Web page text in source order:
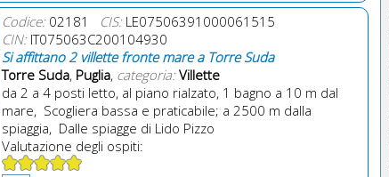
Codice:02181 CIS:LE07506391000061515
CIN:IT075063C200104930
Si affittano 2 villette fronte mare a Torre Suda
Torre Suda, Puglia, categoria: Villette
da 2 a 4 posti letto, al piano rialzato, 1 bagno a 10 m dal
mare, Scogliera bassa e praticabile; a 2500 m dalla
spiaggia, Dalle spiagge di Lido Pizzo
Valutazione degli ospiti: